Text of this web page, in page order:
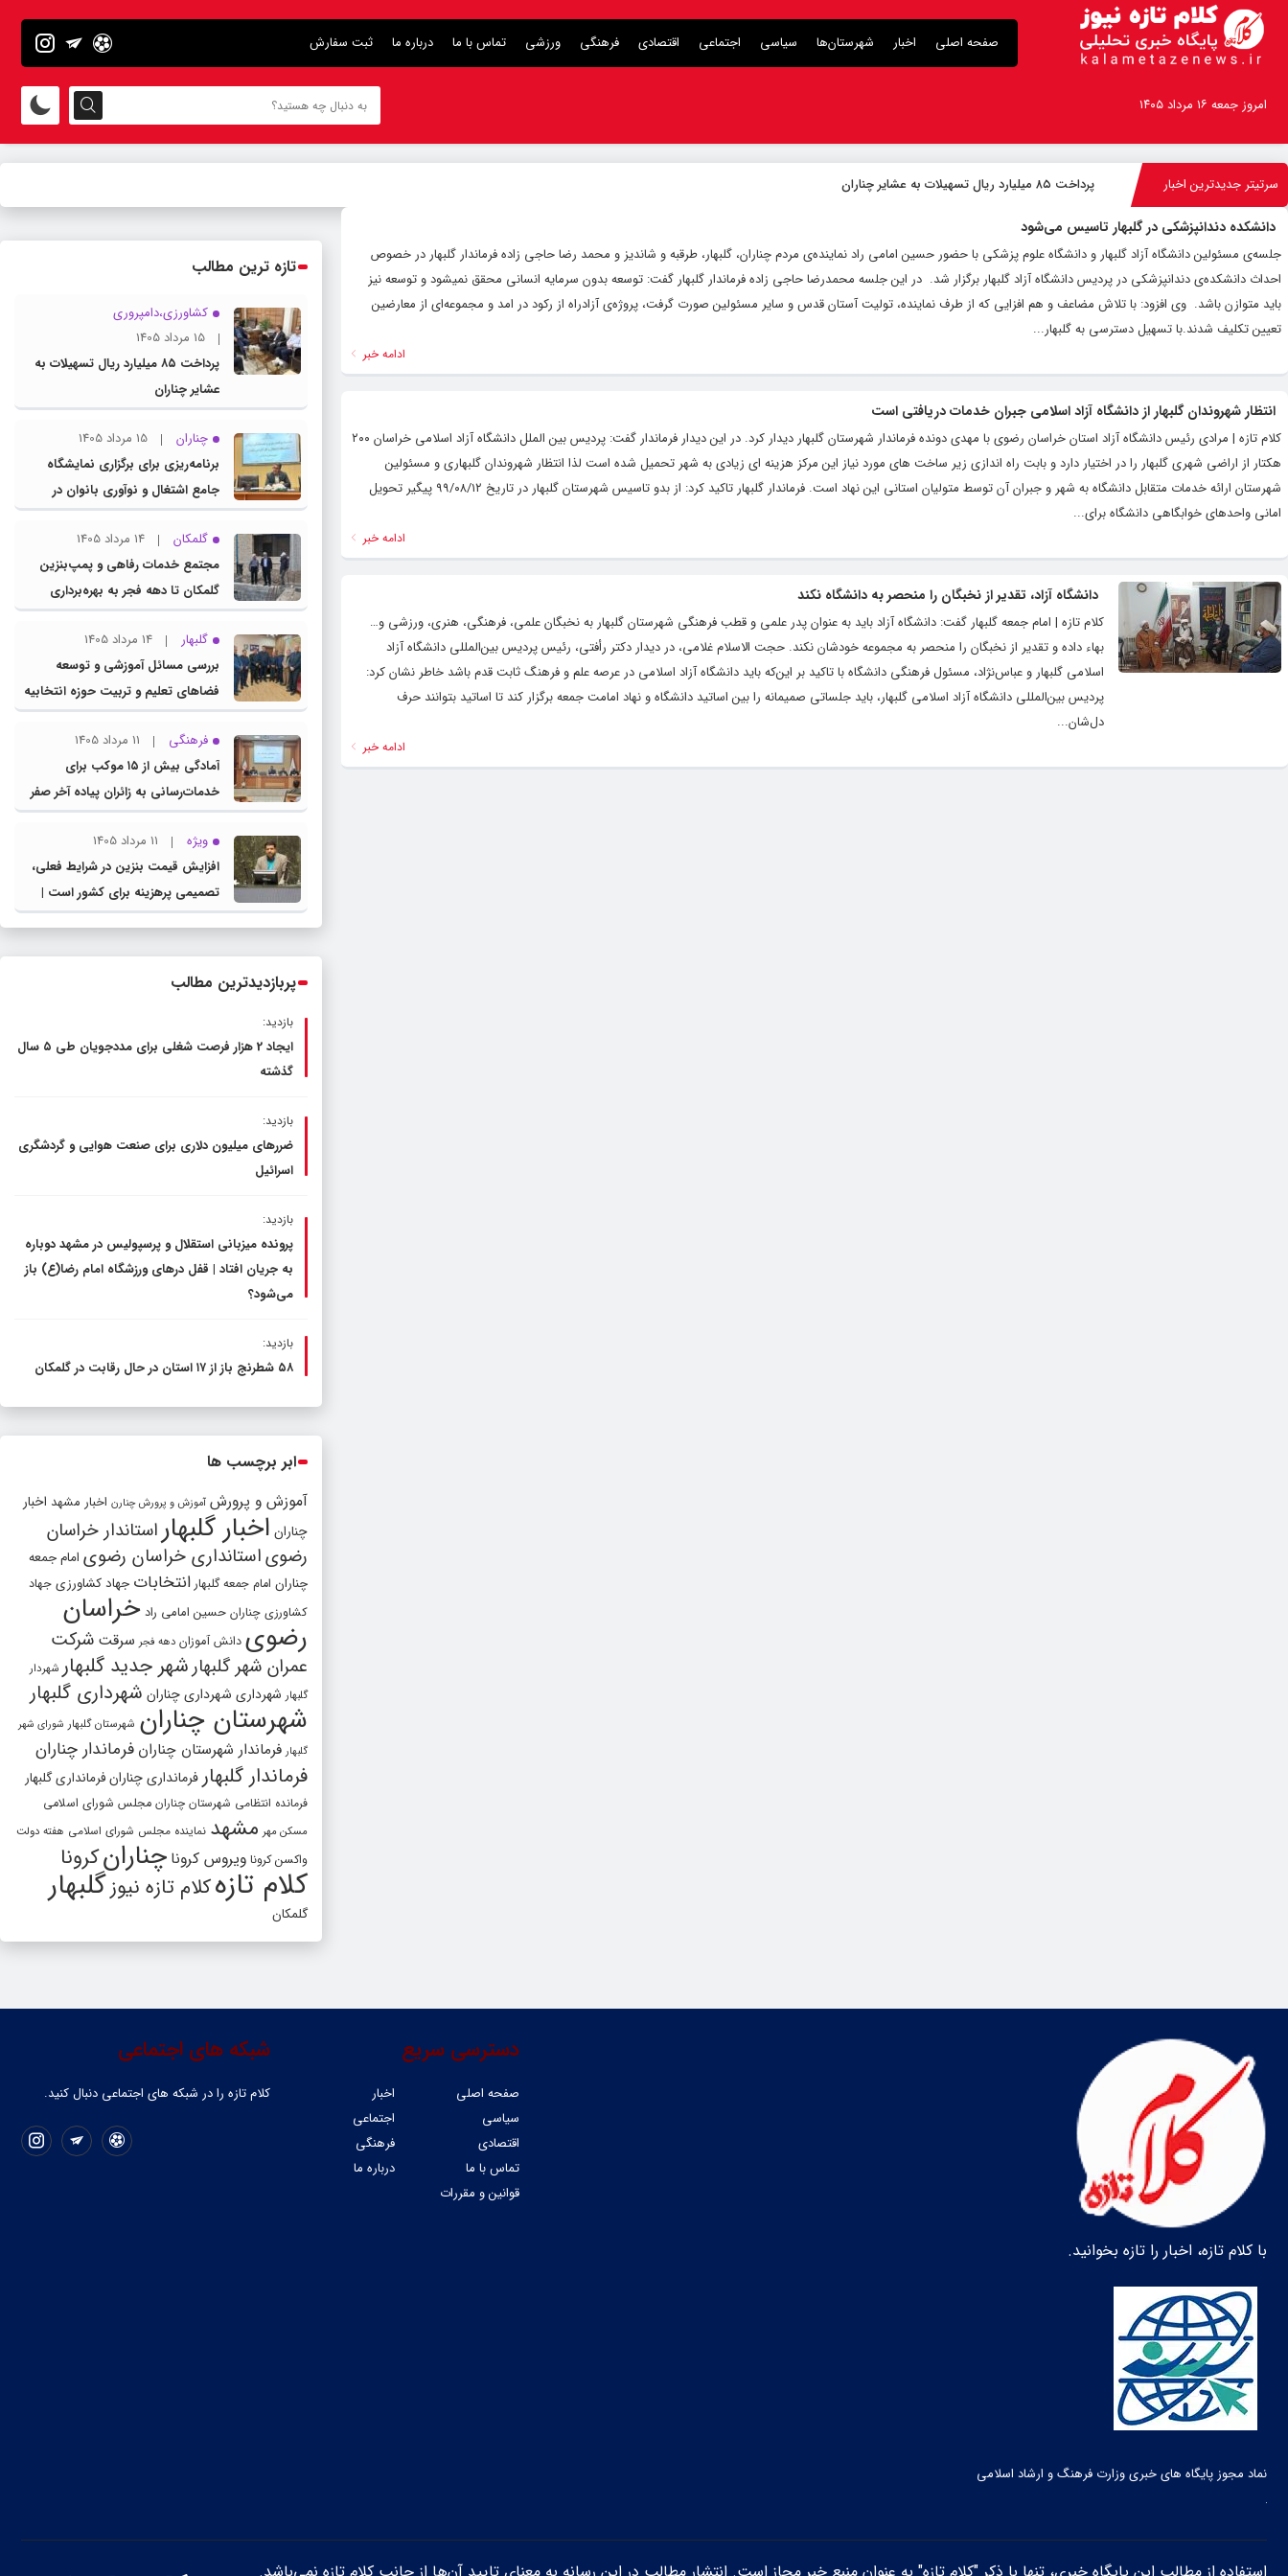
صفحه اصلی اخبار شهرستان‌ها سیاسی اجتماعی اقتصادی فرهنگی ورزشی تماس با ما درباره ما ثبت سفارش
امروز جمعه ۱۶ مرداد ۱۴۰۵
سرتیتر جدیدترین اخبار پرداخت ۸۵ میلیارد ریال تسهیلات به عشایر چناران
دانشکده دندانپزشکی در گلبهار تاسیس می‌شود
جلسه‌ی مسئولین دانشگاه آزاد گلبهار و دانشگاه علوم پزشکی با حضور حسین امامی راد نماینده‌ی مردم چناران، گلبهار، طرقبه و شاندیز و محمد رضا حاجی زاده فرماندار گلبهار در خصوص
احداث دانشکده‌ی دندانپزشکی در پردیس دانشگاه آزاد گلبهار برگزار شد. ‌ در این جلسه محمدرضا حاجی زاده فرماندار گلبهار گفت: توسعه بدون سرمایه انسانی محقق نمیشود و توسعه نیز
باید متوازن باشد. ‌ وی افزود: با تلاش مضاعف و هم افزایی که از طرف نماینده، تولیت آستان قدس و سایر مسئولین صورت گرفت، پروژه‌ی آزادراه از رکود در امد و مجموعه‌ای از معارضین
تعیین تکلیف شدند.با تسهیل دسترسی به گلبهار...
ادامه خبر
انتظار شهروندان گلبهار از دانشگاه آزاد اسلامی جبران خدمات دریافتی است
کلام تازه | مرادی رئیس دانشگاه آزاد استان خراسان رضوی با مهدی دونده فرماندار شهرستان گلبهار دیدار کرد. در این دیدار فرماندار گفت: پردیس بین الملل دانشگاه آزاد اسلامی خراسان ۲۰۰
هکتار از اراضی شهری گلبهار را در اختیار دارد و بابت راه اندازی زیر ساخت های مورد نیاز این مرکز هزینه ای زیادی به شهر تحمیل شده است لذا انتظار شهروندان گلبهاری و مسئولین
شهرستان ارائه خدمات متقابل دانشگاه به شهر و جبران آن توسط متولیان استانی این نهاد است. فرماندار گلبهار تاکید کرد: از بدو تاسیس شهرستان گلبهار در تاریخ ۹۹/۰۸/۱۲ پیگیر تحویل
امانی واحدهای خوابگاهی دانشگاه برای...
ادامه خبر
دانشگاه آزاد، تقدیر از نخبگان را منحصر به دانشگاه نکند
کلام تازه | امام جمعه گلبهار گفت: دانشگاه آزاد باید به عنوان پدر علمی و قطب فرهنگی شهرستان گلبهار به نخبگان علمی، فرهنگی، هنری، ورزشی و…
بهاء داده و تقدیر از نخبگان را منحصر به مجموعه خودشان نکند. حجت الاسلام غلامی، در دیدار دکتر رأفتی، رئیس پردیس بین‌المللی دانشگاه آزاد
اسلامی گلبهار و عباس‌نژاد، مسئول فرهنگی دانشگاه با تاکید بر این‌که باید دانشگاه آزاد اسلامی در عرصه علم و فرهنگ ثابت قدم باشد خاطر نشان کرد:
پردیس بین‌المللی دانشگاه آزاد اسلامی گلبهار، باید جلساتی صمیمانه را بین اساتید دانشگاه و نهاد امامت جمعه برگزار کند تا اساتید بتوانند حرف
دل‌شان...
ادامه خبر
تازه ترین مطالب
کشاورزی،دامپروری
15 مرداد 1405
پرداخت ۸۵ میلیارد ریال تسهیلات به
عشایر چناران
چناران
15 مرداد 1405
برنامه‌ریزی برای برگزاری نمایشگاه
جامع اشتغال و نوآوری بانوان در
چناران
گلمکان
14 مرداد 1405
مجتمع خدمات رفاهی و پمپ‌بنزین
گلمکان تا دهه فجر به بهره‌برداری
می‌رسد
گلبهار
14 مرداد 1405
بررسی مسائل آموزشی و توسعه
فضاهای تعلیم و تربیت حوزه انتخابیه
در نشست مشترک عضو کمیسیون
آموزش مجلس با مدیرکل آموزش و
پرورش خراسان رضوی
فرهنگی
11 مرداد 1405
آمادگی بیش از ۱۵ موکب برای
خدمات‌رسانی به زائران پیاده آخر صفر
در شهرستان چناران
ویژه
11 مرداد 1405
افزایش قیمت بنزین در شرایط فعلی،
تصمیمی پرهزینه برای کشور است |
دولت، قاچاق سوخت و عوامل اصلی
پربازدیدترین مطالب
بازدید:
ایجاد 2 هزار فرصت شغلی برای مددجویان طی ۵ سال
گذشته
بازدید:
ضررهای میلیون دلاری برای صنعت هوایی و گردشگری
اسرائیل
بازدید:
پرونده میزبانی استقلال و پرسپولیس در مشهد دوباره
به جریان افتاد | قفل در‌های ورزشگاه امام رضا(ع) باز
می‌شود؟
بازدید:
۵۸ شطرنج‌ باز از ۱۷ استان در حال رقابت در گلمکان
ابر برچسب ها
آموزش و پرورش آموزش و پرورش چنارن اخبار مشهد اخبار
چناران اخبار گلبهار استاندار خراسان
رضویاستانداری خراسان رضوی امام جمعه
چناران امام جمعه گلبهار انتخابات جهاد کشاورزی جهاد
کشاورزی چناران حسین امامی راد خراسان
رضوی دانش آموزان دهه فجر سرقت شرکت
عمران شهر گلبهارشهر جدید گلبهار شهردار
گلبهار شهرداری شهرداری چناران شهرداری گلبهار
شهرستان چناران شهرستان گلبهار شورای شهر
گلبهار فرماندار شهرستان چناران فرماندار چناران
فرماندار گلبهار فرمانداری چنارانفرمانداری گلبهار
فرمانده انتظامی شهرستان چناران مجلس شورای اسلامی
مسکن مهر مشهد نماینده مجلس شورای اسلامی هفته دولت
واکسن کرونا ویروس کرونا چنارانکرونا
کلام تازهکلام تازه نیوزگلبهار
گلمکان
با کلام تازه، اخبار را تازه بخوانید.
نماد مجوز پایگاه های خبری وزارت فرهنگ و ارشاد اسلامی
شبکه های اجتماعی
کلام تازه را در شبکه ‌های اجتماعی دنبال کنید.
دسترسی سریع
صفحه اصلی
اخبار
سیاسی
اجتماعی
اقتصادی
فرهنگی
تماس با ما
درباره ما
قوانین و مقررات